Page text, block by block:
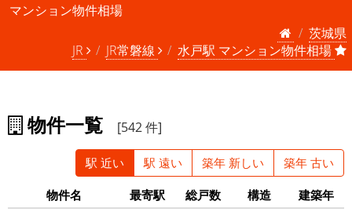
マンション物件相場
茨城県
JR
JR常磐線 水戸駅 マンション物件相場
物件一覧 [542 件]
駅 近い 駅 遠い 築年 新しい 築年 古い
物件名 最寄駅 総戸数 構造
建築年